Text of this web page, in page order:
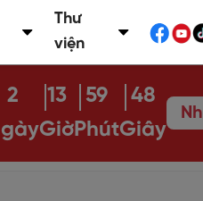
Thư
viện
2
13
Giờ
59
Phút
46
Giây